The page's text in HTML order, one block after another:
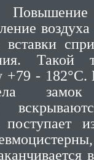
вставки
Такой
+79 -
замок